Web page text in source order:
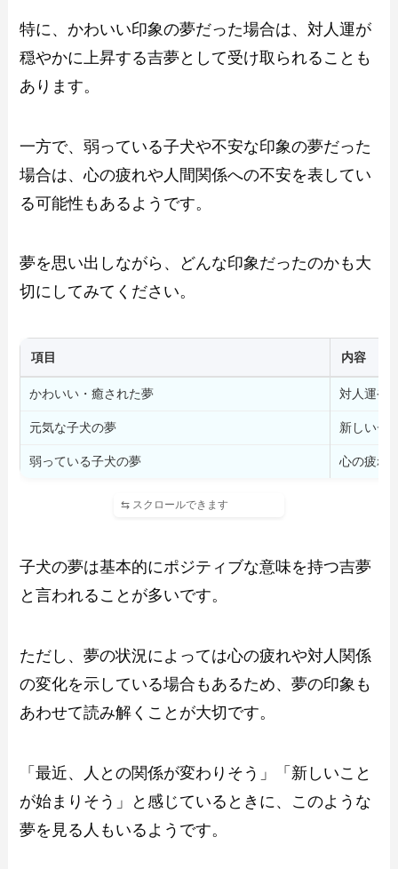
特に、かわいい印象の夢だった場合は、対人運が
穏やかに上昇する吉夢として受け取られることも
あります。
一方で、弱っている子犬や不安な印象の夢だった
場合は、心の疲れや人間関係への不安を表してい
る可能性もあるようです。
夢を思い出しながら、どんな印象だったのかも大
切にしてみてください。
項目 内容
かわいい・癒された夢 対人運や
元気な子犬の夢 新しいチ
弱っている子犬の夢 心の疲れ
子犬の夢は基本的にポジティブな意味を持つ吉夢
と言われることが多いです。
ただし、夢の状況によっては心の疲れや対人関係
の変化を示している場合もあるため、夢の印象も
あわせて読み解くことが大切です。
「最近、人との関係が変わりそう」「新しいこと
が始まりそう」と感じているときに、このような
夢を見る人もいるようです。